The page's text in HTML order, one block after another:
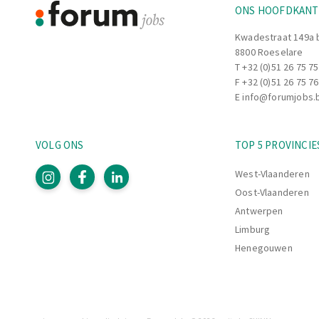
Indienststellingen uitvoeren van
Snelheidsmetingen uitvoeren en
Onderzoeken en rapporteren van (bijna)
Aangifte van arbeidsongevallen in het
Meewerken aan de implementatie van
ONS
Kwadestraat 149a
8800 Roeselare
T+32 (0)51 26 75 75
F +32 (0)51 26 75 76
E
TOP 5
West-Vlaanderen
Oost-Vlaanderen
Antwerpen
Limburg
Henegouwen
VOLG ONS